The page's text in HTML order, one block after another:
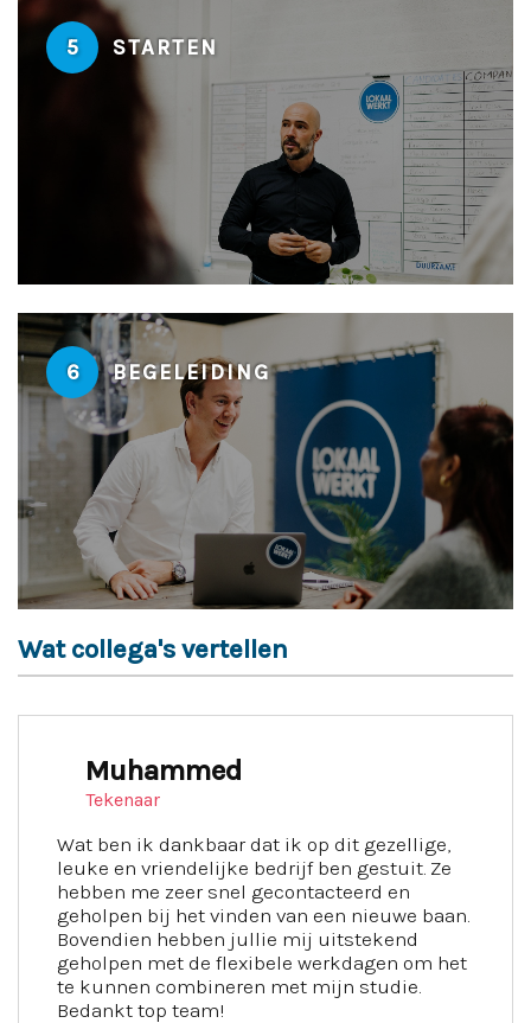
5 STARTEN
6 BEGELEIDING
Wat collega's vertellen
Muhammed
Tekenaar
Wat ben ik dankbaar dat ik op dit gezellige,
leuke en vriendelijke bedrijf ben gestuit. Ze
hebben me zeer snel gecontacteerd en
geholpen bij het vinden van een nieuwe baan.
Bovendien hebben jullie mij uitstekend
geholpen met de flexibele werkdagen om het
te kunnen combineren met mijn studie.
Bedankt top team!